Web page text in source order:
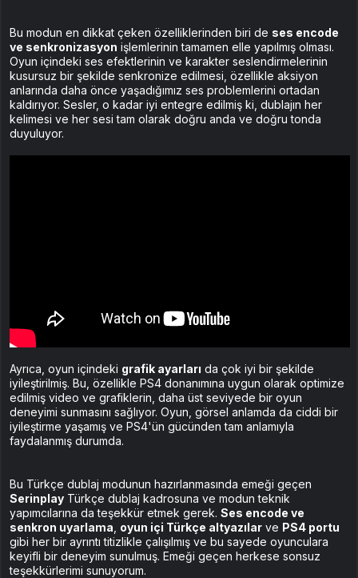
Bu modun en dikkat çeken özelliklerinden biri de ses encode
ve senkronizasyon işlemlerinin tamamen elle yapılmış olması.
Oyun içindeki ses efektlerinin ve karakter seslendirmelerinin
kusursuz bir şekilde senkronize edilmesi, özellikle aksiyon
anlarında daha önce yaşadığımız ses problemlerini ortadan
kaldırıyor. Sesler, o kadar iyi entegre edilmiş ki, dublajın her
kelimesi ve her sesi tam olarak doğru anda ve doğru tonda
duyuluyor.
Ayrıca, oyun içindeki grafik ayarları da çok iyi bir şekilde
iyileştirilmiş. Bu, özellikle PS4 donanımına uygun olarak optimize
edilmiş video ve grafiklerin, daha üst seviyede bir oyun
deneyimi sunmasını sağlıyor. Oyun, görsel anlamda da ciddi bir
iyileştirme yaşamış ve PS4'ün gücünden tam anlamıyla
faydalanmış durumda.
Bu Türkçe dublaj modunun hazırlanmasında emeği geçen
Serinplay Türkçe dublaj kadrosuna ve modun teknik
yapımcılarına da teşekkür etmek gerek. Ses encode ve
senkron uyarlama oyun içi Türkçe altyazılar ve PS4 portu
gibi her bir ayrıntı titizlikle çalışılmış ve bu sayede oyunculara
keyifli bir deneyim sunulmuş. Emeği geçen herkese sonsuz
teşekkürlerimi sunuyorum.